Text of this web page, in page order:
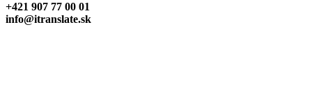
+421 907 77 00 01
info@itranslate.sk